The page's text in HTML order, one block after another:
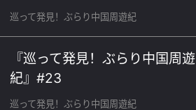
巡って発見！ぶらり中国周遊紀
『巡って発見！ぶらり中国周遊
紀』#23
巡って発見！ぶらり中国周遊紀